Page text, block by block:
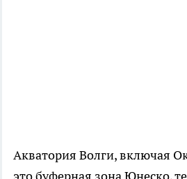
Акватория Волги, включая